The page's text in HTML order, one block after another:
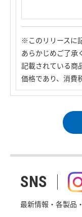
※このリリースに
あらかじめご了承
記載されている商
価格であり、消費
SNS
最新情報・各製品